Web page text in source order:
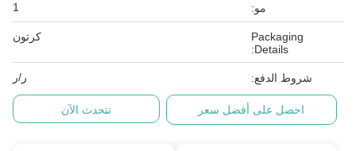
مو: 1
Packaging
Details:
كرتون
شروط الدفع: ر/ر
احصل على أفضل سعر نتحدث الآن